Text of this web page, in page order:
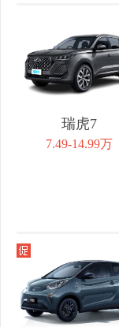
瑞虎7
7.49-14.99万